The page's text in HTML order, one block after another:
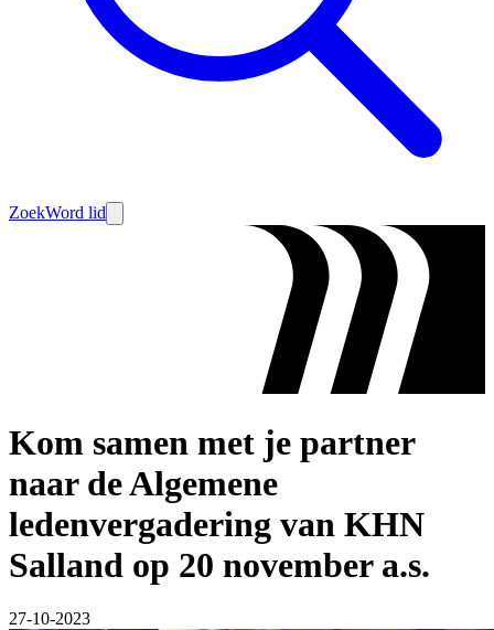
ZoekWord lid
Kom samen met je partner
naar de Algemene
ledenvergadering van KHN
Salland op 20 november a.s.
27-10-2023